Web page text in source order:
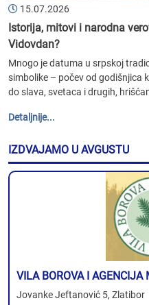
15.07.2026
Istorija, mitovi i narodna
Vidovdan?
Mnogo je datuma u srpskoj
simbolike – počev od godišnjica
do slava, svetaca i drugih,
Detaljnije...
IZDVAJAMO U AVGUSTU
VILA BOROVA I AGENCIJA
Jovanke Jeftanović 5, Zlatibor